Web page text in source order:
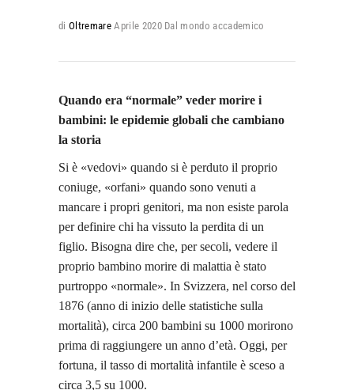
di Oltremare Aprile 2020 Dal mondo accademico
Quando era “normale” veder morire i
bambini: le epidemie globali che cambiano
la storia
Si è «vedovi» quando si è perduto il proprio
coniuge, «orfani» quando sono venuti a
mancare i propri genitori, ma non esiste parola
per definire chi ha vissuto la perdita di un
figlio. Bisogna dire che, per secoli, vedere il
proprio bambino morire di malattia è stato
purtroppo «normale». In Svizzera, nel corso del
1876 (anno di inizio delle statistiche sulla
mortalità), circa 200 bambini su 1000 morirono
prima di raggiungere un anno d’età. Oggi, per
fortuna, il tasso di mortalità infantile è sceso a
circa 3,5 su 1000.